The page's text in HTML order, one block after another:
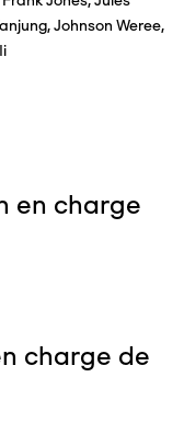
Johnson Weree,
en charge
charge de